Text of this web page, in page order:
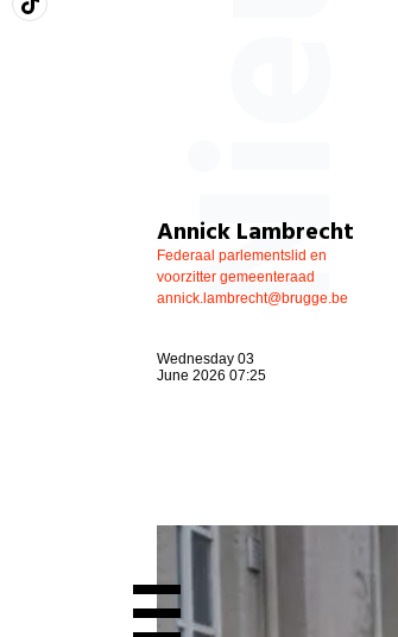
Annick Lambrecht
Federaal parlementslid en
voorzitter gemeenteraad
annick.lambrecht@brugge.be
Wednesday 03
June 2026 07:25